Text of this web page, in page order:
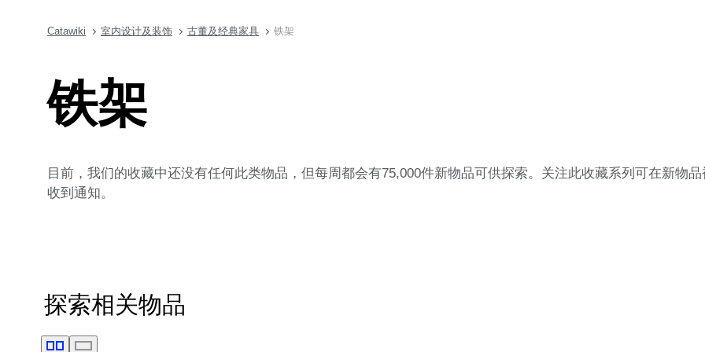
Catawiki 室内设计及装饰 古董及经典家具 铁架
铁架
目前，我们的收藏中还没有任何此类物品，但每周都会有75,000件新物品可供探索。关注此收藏系列可在新物
收到通知。
探索相关物品